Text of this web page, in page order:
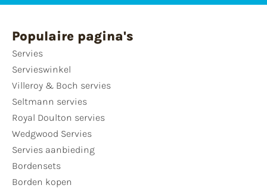
Populaire pagina's
Servies
Servieswinkel
Villeroy & Boch servies
Seltmann servies
Royal Doulton servies
Wedgwood Servies
Servies aanbieding
Bordensets
Borden kopen